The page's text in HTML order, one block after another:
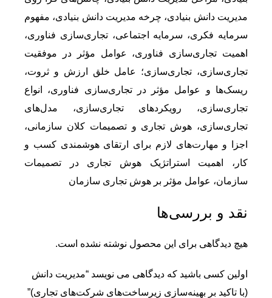
مدیریت دانش بنیادی، چرخه مدیریت دانش بنیادی، مفهوم
سرمایه فکری، سرمایه اجتماعی، تجاری‌سازی فناوری،
اهمیت تجاری‌سازی فناوری، عوامل مؤثر در موفقیت
تجاری‌سازی، تجاری‌سازی؛ عامل خلق ارزش و ثروت،
ریسک‌ها و عوامل مؤثر در تجاری‌سازی فناوری، انواع
تجاری‌سازی، رویکردهای تجاری‌سازی، مدل‌های
تجاری‌سازی، هوش تجاری و تصمیمات کلان سازمانی،
اجزا و مهارت‌های لازم برای ارتقای هوشمندی کسب و
کار، اهمیت استراتژیک هوش تجاری در تصمیمات
سازمان، عوامل مؤثر بر هوش تجاری سازمان
نقد و بررسی‌ها
هیچ دیدگاهی برای این محصول نوشته نشده است.
اولین کسی باشید که دیدگاهی می نویسد “مدیریت دانش
(با تاکید بر بهینه‌سازی زیرساخت‌های شرکت‌های تجاری)”